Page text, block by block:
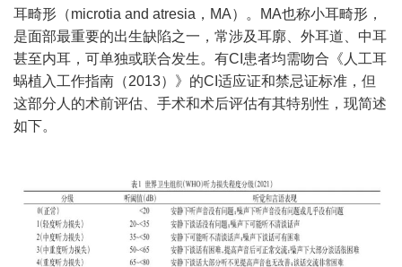
耳畸形（microtia and atresia，MA）。MA也称小耳畸形，
是面部最重要的出生缺陷之一，常涉及耳廓、外耳道、中耳
甚至内耳，可单独或联合发生。有CI患者均需吻合《人工耳
蜗植入工作指南（2013）》的CI适应证和禁忌证标准，但
这部分人的术前评估、手术和术后评估有其特别性，现简述
如下。